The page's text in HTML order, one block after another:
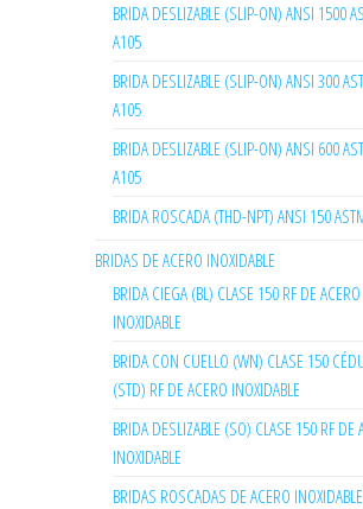
BRIDA DESLIZABLE (SLIP-ON) ANSI 1500
A105
BRIDA DESLIZABLE (SLIP-ON) ANSI 300
A105
BRIDA DESLIZABLE (SLIP-ON) ANSI 600
A105
BRIDA ROSCADA (THD-NPT) ANSI 150
BRIDAS DE ACERO INOXIDABLE
BRIDA CIEGA (BL) CLASE 150 RF DE ACERO
INOXIDABLE
BRIDA CON CUELLO (WN) CLASE 150
(STD) RF DE ACERO INOXIDABLE
BRIDA DESLIZABLE (SO) CLASE 150 RF DE
INOXIDABLE
BRIDAS ROSCADAS DE ACERO INOXIDABLE